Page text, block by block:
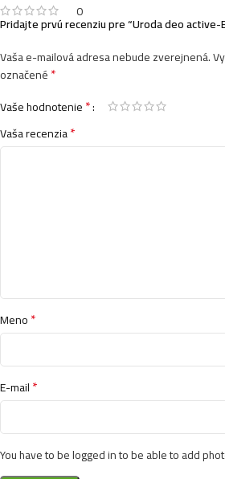
0
Pridajte prvú recenziu pre “Uroda deo active-
Vaša e-mailová adresa nebude zverejnená.
označené*
Vaše hodnotenie*
Vaša recenzia*
Meno*
E-mail*
You have to be logged in to be able to add